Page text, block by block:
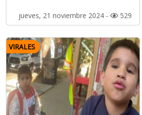
jueves, 21 noviembre 2024 - 529
VIRALES